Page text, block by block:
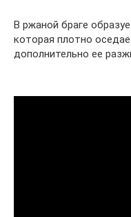
В ржаной браге
которая плотно
дополнительно ее